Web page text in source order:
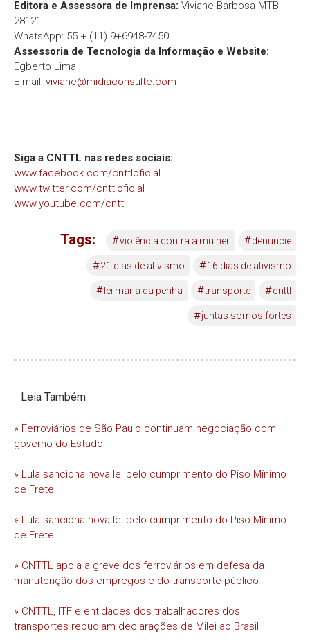
Editora e Assessora de Imprensa: Viviane Barbosa MTB
28121
WhatsApp: 55 + (11) 9+6948-7450
Assessoria de Tecnologia da Informação e Website:
Egberto Lima
E-mail: viviane@midiaconsulte.com
Siga a CNTTL nas redes sociais:
www.facebook.com/cnttloficial
www.twitter.com/cnttloficial
www.youtube.com/cnttl
Tags: #violência contra a mulher #denuncie
#21 dias de ativismo #16 dias de ativismo
# lei maria da penha #transporte #cnttl
#juntas somos fortes
Leia Também
» Ferroviários de São Paulo continuam negociação com
governo do Estado
» Lula sanciona nova lei pelo cumprimento do Piso Mínimo
de Frete
» Lula sanciona nova lei pelo cumprimento do Piso Mínimo
de Frete
» CNTTL apoia a greve dos ferroviários em defesa da
manutenção dos empregos e do transporte público
» CNTTL, ITF e entidades dos trabalhadores dos
transportes repudiam declarações de Milei ao Brasil